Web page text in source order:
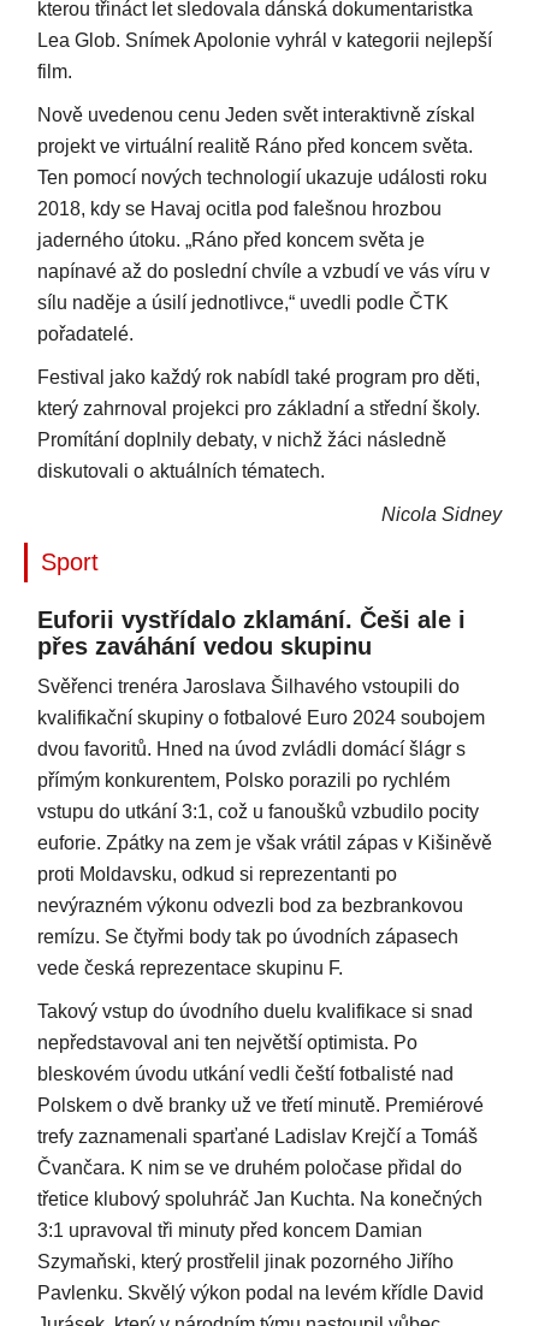
kterou třináct let sledovala dánská dokumentaristka
Lea Glob. Snímek Apolonie vyhrál v kategorii nejlepší
film.
Nově uvedenou cenu Jeden svět interaktivně získal
projekt ve virtuální realitě Ráno před koncem světa.
Ten pomocí nových technologií ukazuje události roku
2018, kdy se Havaj ocitla pod falešnou hrozbou
jaderného útoku. „Ráno před koncem světa je
napínavé až do poslední chvíle a vzbudí ve vás víru v
sílu naděje a úsilí jednotlivce,“ uvedli podle ČTK
pořadatelé.
Festival jako každý rok nabídl také program pro děti,
který zahrnoval projekci pro základní a střední školy.
Promítání doplnily debaty, v nichž žáci následně
diskutovali o aktuálních tématech.
Nicola Sidney
Sport
Euforii vystřídalo zklamání. Češi ale i
přes zaváhání vedou skupinu
Svěřenci trenéra Jaroslava Šilhavého vstoupili do
kvalifikační skupiny o fotbalové Euro 2024 soubojem
dvou favoritů. Hned na úvod zvládli domácí šlágr s
přímým konkurentem, Polsko porazili po rychlém
vstupu do utkání 3:1, což u fanoušků vzbudilo pocity
euforie. Zpátky na zem je však vrátil zápas v Kišiněvě
proti Moldavsku, odkud si reprezentanti po
nevýrazném výkonu odvezli bod za bezbrankovou
remízu. Se čtyřmi body tak po úvodních zápasech
vede česká reprezentace skupinu F.
Takový vstup do úvodního duelu kvalifikace si snad
nepředstavoval ani ten největší optimista. Po
bleskovém úvodu utkání vedli čeští fotbalisté nad
Polskem o dvě branky už ve třetí minutě. Premiérové
trefy zaznamenali sparťané Ladislav Krejčí a Tomáš
Čvančara. K nim se ve druhém poločase přidal do
třetice klubový spoluhráč Jan Kuchta. Na konečných
3:1 upravoval tři minuty před koncem Damian
Szymaňski, který prostřelil jinak pozorného Jiřího
Pavlenku. Skvělý výkon podal na levém křídle David